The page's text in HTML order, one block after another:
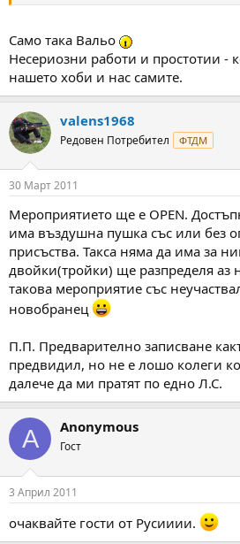
Само така Вальо
Несериозни работи и простотии -
нашето хоби и нас самите.
valens1968
Редовен Потребител ФТДМ
30 Март 2011
Мероприятието ще е OPEN.
има въздушна пушка със или без
присъства. Такса няма да има за
двойки(тройки) ще разпределя аз
такова мероприятие със
новобранец
П.П. Предварително записване
предвидил, но не е лошо колеги
далече да ми пратят по едно Л.С.
A Anonymous
Гост
3 Април 2011
очаквайте гости от Русииии.